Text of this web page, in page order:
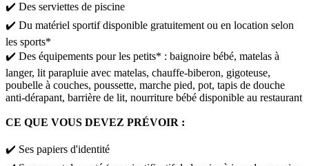
✔️ Des serviettes de piscine
✔️ Du matériel sportif disponible gratuitement ou en location selon
les sports*
✔️ Des équipements pour les petits* : baignoire bébé, matelas à
langer, lit parapluie avec matelas, chauffe-biberon, gigoteuse,
poubelle à couches, poussette, marche pied, pot, tapis de douche
anti-dérapant, barrière de lit, nourriture bébé disponible au restaurant
CE QUE VOUS DEVEZ PRÉVOIR :
✔️ Ses papiers d'identité​